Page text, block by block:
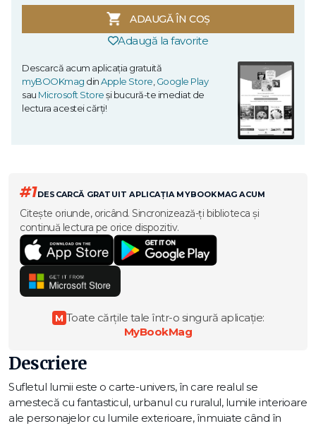
ADAUGĂ ÎN COȘ
Adaugă la favorite
Descarcă acum aplicația gratuită
myBOOKmag dinApple Store Google Play
sau Microsoft Storeși bucură-te imediat de
lectura acestei cărți!
#1DESCARCĂ GRATUIT APLICAȚIA MYBOOKMAG ACUM
Citește oriunde, oricând. Sincronizează-ți biblioteca și
continuă lectura pe orice dispozitiv.
M Toate cărțile tale într-o singură aplicație:
MyBookMag
Descriere
Sufletul lumii este o carte-­univers, în care realul se
amestecă cu fantasticul, urbanul cu ruralul, lumile interioare
ale personajelor cu lumile exterioare, înmuiate când în